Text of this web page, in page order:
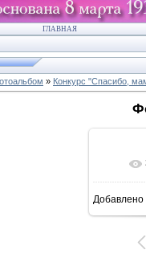
ГЛАВНАЯ
» Конкурс "Спасибо,
Добавлено